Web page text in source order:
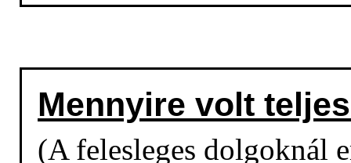
Mennyire volt
(A felesleges dolgoknál